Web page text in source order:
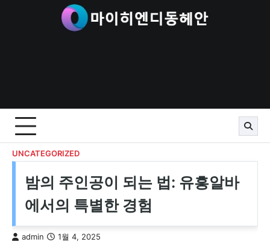
UNCATEGORIZED
밤의 주인공이 되는 법: 유흥알바
에서의 특별한 경험
admin 1월 4, 2025